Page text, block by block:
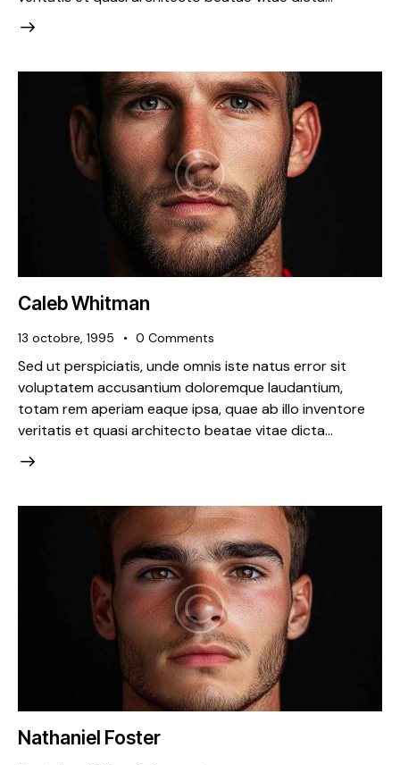
Caleb Whitman
13 octobre, 1995 0 Comments
Sed ut perspiciatis, unde omnis iste natus error sit
voluptatem accusantium doloremque laudantium,
totam rem aperiam eaque ipsa, quae ab illo inventore
veritatis et quasi architecto beatae vitae dicta…
Nathaniel Foster